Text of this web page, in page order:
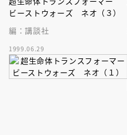
ビーストウォーズ ネオ（３）
編：講談社
1999.06.29